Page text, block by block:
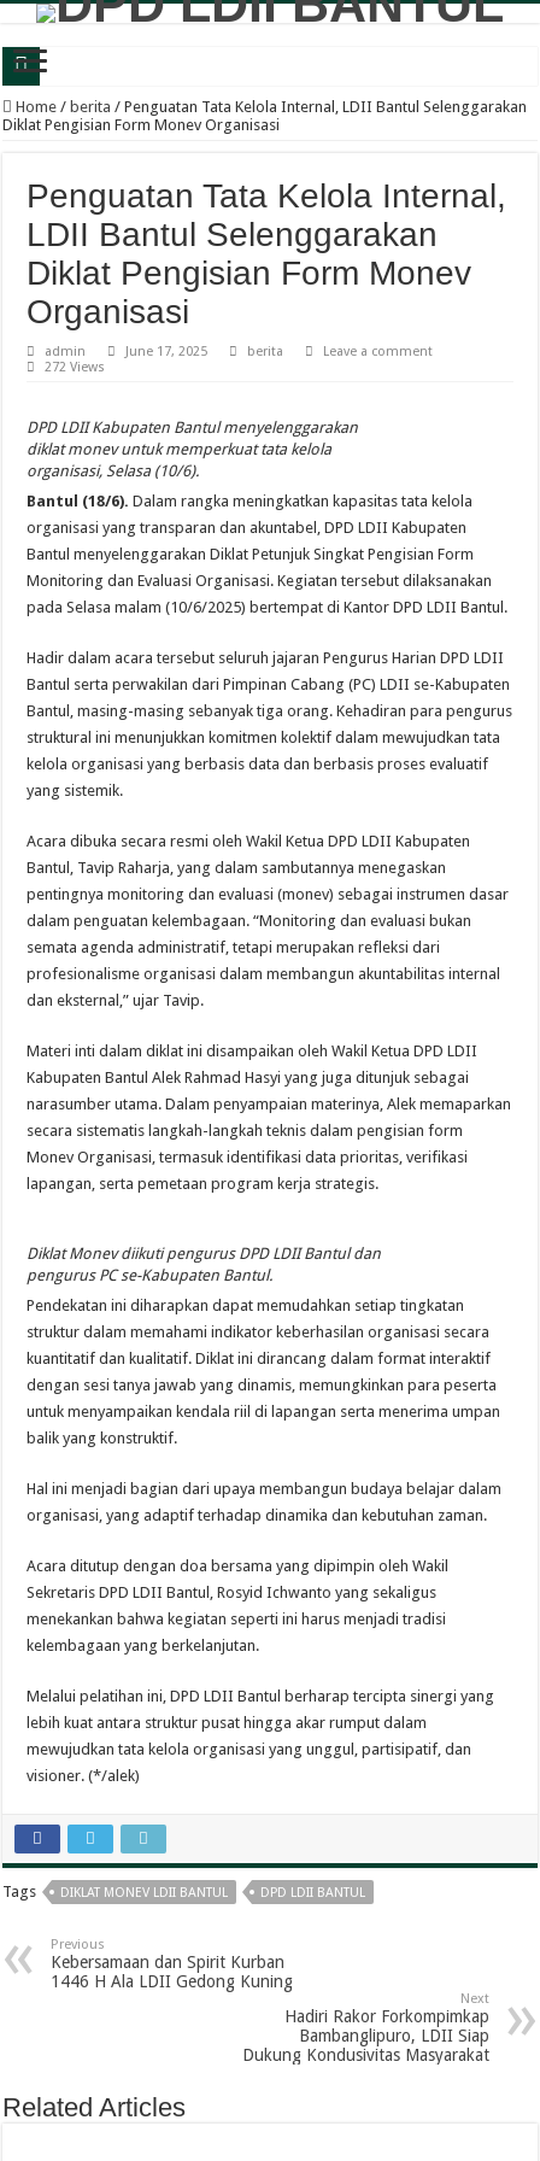
Panewu Anom Sanden Buka CAI LDII Bantul, Dorong Generasi Muda
Sambut Santri Baru, Pondok Pesantren Nur Aisyah Komitmen Cetak Generasi
LDII Tamantirto Gelar Festival Generus Sholeh, Siapkan Generasi Emas
Panewu Banguntapan dan Sejumlah Tokoh Apresiasi Bazar Rakyat LDII,
Terbuka untuk Umum, LDII Banguntapan Gelar Bazar Rakyat dan Bakti Sosial
Bincang Pelajar Generus, DPD LDII Bantul Bekali Remaja Hadapi Kriminalitas
Healthy Inside Man: Ratusan Generus Putra LDII Bantul Dibekali Pengelolaan
LDII Kasihan-Gamping Bekali Perempuan Muslim Bijak Bermedia Sosial dan
Home / berita / Penguatan Tata Kelola Internal, LDII Bantul Selenggarakan
Diklat Pengisian Form Monev Organisasi
Penguatan Tata Kelola Internal,
LDII Bantul Selenggarakan
Diklat Pengisian Form Monev
Organisasi
admin June 17, 2025 berita
Leave a comment
272 Views
DPD LDII Kabupaten Bantul menyelenggarakan
diklat monev untuk memperkuat tata kelola
organisasi, Selasa (10/6).
Bantul (18/6). Dalam rangka meningkatkan kapasitas tata kelola
organisasi yang transparan dan akuntabel, DPD LDII Kabupaten
Bantul menyelenggarakan Diklat Petunjuk Singkat Pengisian Form
Monitoring dan Evaluasi Organisasi. Kegiatan tersebut dilaksanakan
pada Selasa malam (10/6/2025) bertempat di Kantor DPD LDII Bantul.
Hadir dalam acara tersebut seluruh jajaran Pengurus Harian DPD LDII
Bantul serta perwakilan dari Pimpinan Cabang (PC) LDII se-Kabupaten
Bantul, masing-masing sebanyak tiga orang. Kehadiran para pengurus
struktural ini menunjukkan komitmen kolektif dalam mewujudkan tata
kelola organisasi yang berbasis data dan berbasis proses evaluatif
yang sistemik.
Acara dibuka secara resmi oleh Wakil Ketua DPD LDII Kabupaten
Bantul, Tavip Raharja, yang dalam sambutannya menegaskan
pentingnya monitoring dan evaluasi (monev) sebagai instrumen dasar
dalam penguatan kelembagaan. “Monitoring dan evaluasi bukan
semata agenda administratif, tetapi merupakan refleksi dari
profesionalisme organisasi dalam membangun akuntabilitas internal
dan eksternal,” ujar Tavip.
Materi inti dalam diklat ini disampaikan oleh Wakil Ketua DPD LDII
Kabupaten Bantul Alek Rahmad Hasyi yang juga ditunjuk sebagai
narasumber utama. Dalam penyampaian materinya, Alek memaparkan
secara sistematis langkah-langkah teknis dalam pengisian form
Monev Organisasi, termasuk identifikasi data prioritas, verifikasi
lapangan, serta pemetaan program kerja strategis.
Diklat Monev diikuti pengurus DPD LDII Bantul dan
pengurus PC se-Kabupaten Bantul.
Pendekatan ini diharapkan dapat memudahkan setiap tingkatan
struktur dalam memahami indikator keberhasilan organisasi secara
kuantitatif dan kualitatif. Diklat ini dirancang dalam format interaktif
dengan sesi tanya jawab yang dinamis, memungkinkan para peserta
untuk menyampaikan kendala riil di lapangan serta menerima umpan
balik yang konstruktif.
Hal ini menjadi bagian dari upaya membangun budaya belajar dalam
organisasi, yang adaptif terhadap dinamika dan kebutuhan zaman.
Acara ditutup dengan doa bersama yang dipimpin oleh Wakil
Sekretaris DPD LDII Bantul, Rosyid Ichwanto yang sekaligus
menekankan bahwa kegiatan seperti ini harus menjadi tradisi
kelembagaan yang berkelanjutan.
Melalui pelatihan ini, DPD LDII Bantul berharap tercipta sinergi yang
lebih kuat antara struktur pusat hingga akar rumput dalam
mewujudkan tata kelola organisasi yang unggul, partisipatif, dan
visioner. (*/alek)
Tags DIKLAT MONEV LDII BANTUL DPD LDII BANTUL
Previous
Kebersamaan dan Spirit Kurban
1446 H Ala LDII Gedong Kuning
Next
Hadiri Rakor Forkompimkap
Bambanglipuro, LDII Siap
Dukung Kondusivitas Masyarakat
Related Articles